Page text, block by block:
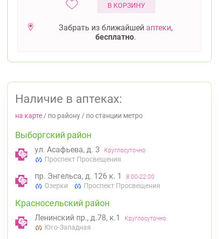
В КОРЗИНУ
Забрать из ближайшей аптеки,
бесплатно.
Наличие в аптеках:
на карте / по району / по станции метро
Выборгский район
ул. Асафьева, д. 3 Круглосуточно
Проспект Просвещения
пр. Энгельса, д. 126 к. 1 8:00-22:00
Озерки Проспект Просвещения
Красносельский район
Ленинский пр., д.78, к.1 Круглосуточно
Юго-Западная